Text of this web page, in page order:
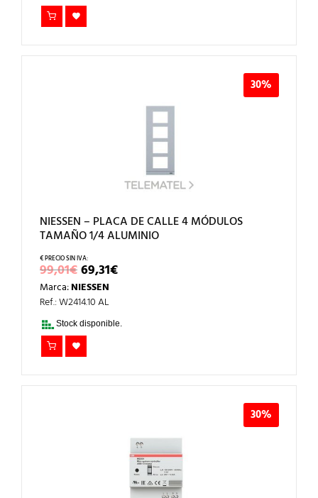
30%
NIESSEN – PLACA DE CALLE 4 MÓDULOS
TAMAÑO 1/4 ALUMINIO
99,01€EL
PRECIO
ORIGINAL
ERA:
99,01€.
69,31€EL
PRECIO
Marca:NIESSEN
Ref.: W2414.10 AL
Stock disponible.
30%